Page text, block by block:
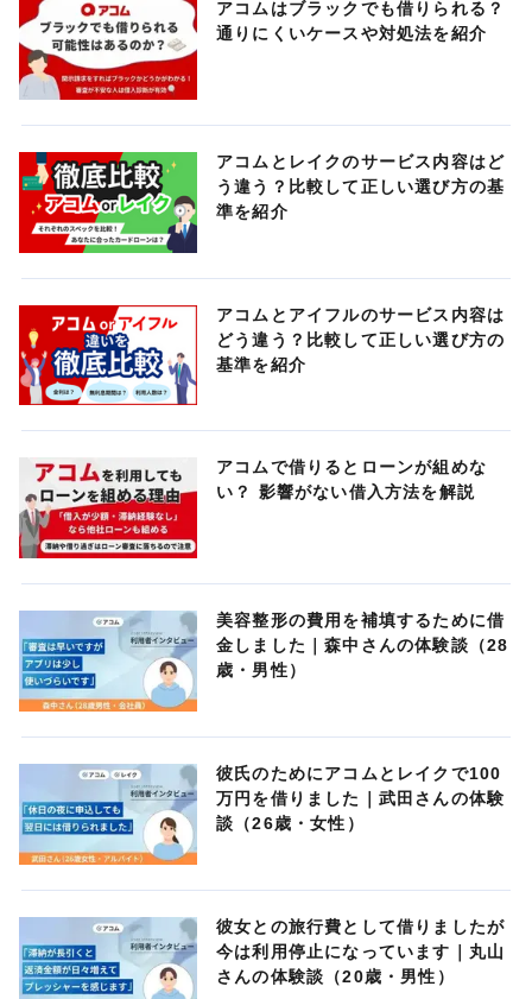
アコムはブラックでも借りられる？
通りにくいケースや対処法を紹介
アコムとレイクのサービス内容はど
う違う？比較して正しい選び方の基
準を紹介
アコムとアイフルのサービス内容は
どう違う？比較して正しい選び方の
基準を紹介
アコムで借りるとローンが組めな
い？ 影響がない借入方法を解説
美容整形の費用を補填するために借
金しました｜森中さんの体験談（28
歳・男性）
彼氏のためにアコムとレイクで100
万円を借りました｜武田さんの体験
談（26歳・女性）
彼女との旅行費として借りましたが
今は利用停止になっています｜丸山
さんの体験談（20歳・男性）